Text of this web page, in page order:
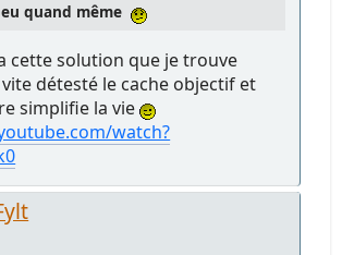
quand même
cette solution que je trouve
vite détesté le cache objectif et
simplifie la vie
watch?